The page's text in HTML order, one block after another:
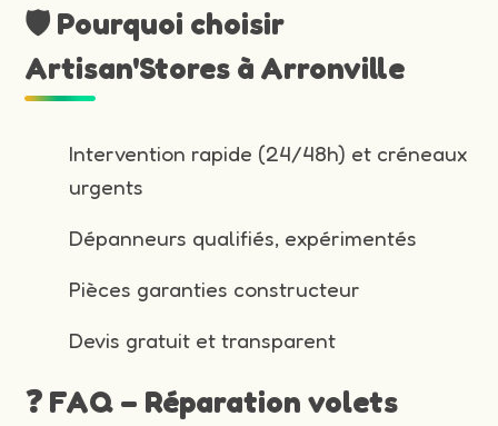
🛡️ Pourquoi choisir
Artisan'Stores à Arronville
Intervention rapide (24/48h) et créneaux
urgents
Dépanneurs qualifiés, expérimentés
Pièces garanties constructeur
Devis gratuit et transparent
❓ FAQ – Réparation volets